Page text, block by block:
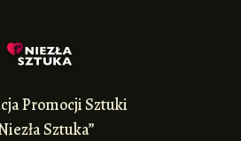
Promocji Sztuki
Sztuka”